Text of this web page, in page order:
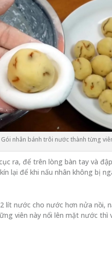
Gói nhân bánh trôi nước thành từng
ra, để trên lòng bàn tay và
lại để khi nấu nhân không bị
lít nước cho nước hơn nửa
viên này nổi lên mặt nước